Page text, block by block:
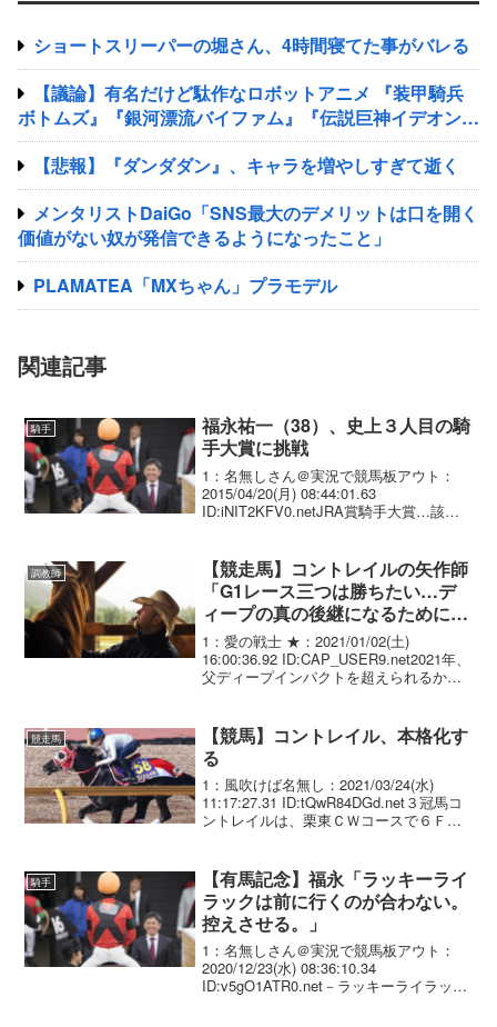
ショートスリーパーの堀さん、4時間寝てた事がバレる
【議論】有名だけど駄作なロボットアニメ 『装甲騎兵
ボトムズ』『銀河漂流バイファム』『伝説巨神イデオン』
『超獣機神ダンクーガ』『銀河疾風サスライガー』
【悲報】『ダンダダン』、キャラを増やしすぎて逝く
メンタリストDaiGo「SNS最大のデメリットは口を開く
価値がない奴が発信できるようになったこと」
PLAMATEA「MXちゃん」プラモデル
関連記事
騎手
福永祐一（38）、史上３人目の騎
手大賞に挑戦
1：名無しさん＠実況で競馬板アウト：
2015/04/20(月) 08:44:01.63
ID:iNIT2KFV0.netJRA賞騎手大賞…該当
た際に同時に表彰される 4...
調教師
【競走馬】コントレイルの矢作師
「G1レース三つは勝ちたい…デ
ィープの真の後継になるために」
高らかに宣言
1：愛の戦士 ★：2021/01/02(土)
16:00:36.92 ID:CAP_USER9.net2021年、
父ディープインパクトを超えられるか
負けないでいきた...
競走馬
【競馬】コントレイル、本格化す
る
1：風吹けば名無し：2021/03/24(水)
11:17:27.31 ID:tQwR84DGd.net３冠馬コ
ントレイルは、栗東ＣＷコースで６Ｆ７
（３歳未出走）、中テ...
騎手
【有馬記念】福永「ラッキーライ
ラックは前に行くのが合わない。
控えさせる。」
1：名無しさん＠実況で競馬板アウト：
2020/12/23(水) 08:36:10.34
ID:v5gO1ATR0.net－ラッキーライラック